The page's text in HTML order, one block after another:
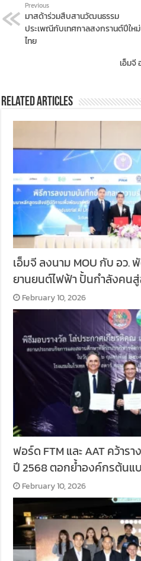
Previous
มาสด้าร่วมสืบสานวัฒนธรรม
ประเพณีกับเทศกาลสงกรานต์ปีใหม่
ไทย
เอ็มจี
Related Articles
เอ็มจี ลงนาม MOU กับ อว.
ยานยนต์ไฟฟ้า ปั้นกำลังคน
February 10, 2026
ฟอร์ด FTM และ AAT คว้าร
ปี 2568 ตอกย้ำองค์กรต้น
February 10, 2026